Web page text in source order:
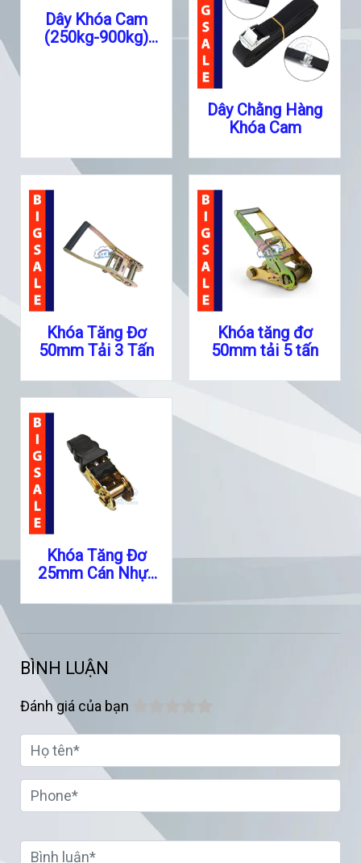
Dây Khóa Cam
(250kg-900kg)
Dây Chằng Hàng
Khóa Cam
Khóa Tăng Đơ
50mm Tải 3 Tấn
Khóa tăng đơ
50mm tải 5 tấn
Khóa Tăng Đơ
25mm Cán Nhựa
BÌNH LUẬN
Đánh giá của bạn